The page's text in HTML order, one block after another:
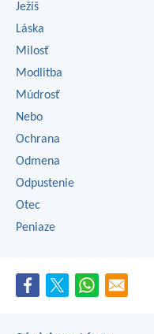
Ježiš
Láska
Milosť
Modlitba
Múdrosť
Nebo
Ochrana
Odmena
Odpustenie
Otec
Peniaze